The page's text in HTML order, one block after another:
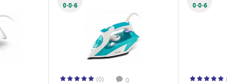
0·0·6
(0) 0
0·0·6